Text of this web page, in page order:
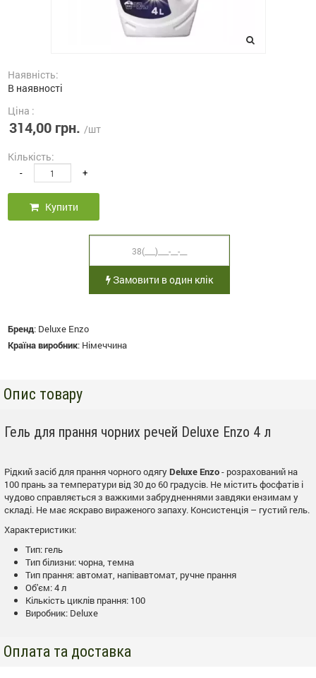
Наявність:
В наявності
Ціна :
314,00 грн. /шт
Кількість:
- +
Купити
Замовити в один клік
Бренд: Deluxe Enzo
Країна виробник: Німеччина
Опис товару
Гель для прання чорних речей Deluxe Enzo 4 л
Рідкий засіб для прання чорного одягуDeluxe Enzo- розрахований на
100 прань за температури від 30 до 60 градусів. Не містить фосфатів і
чудово справляється з важкими забрудненнями завдяки ензимам у
складі. Не має яскраво вираженого запаху. Консистенція – густий гель.
Характеристики:
Тип: гель
Тип білизни: чорна, темна
Тип прання: автомат, напівавтомат, ручне прання
Об'єм: 4 л
Кількість циклів прання: 100
Виробник: Deluxe
Оплата та доставка